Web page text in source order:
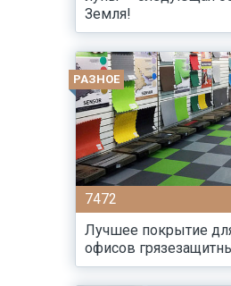
Земля!
РАЗНОЕ
7472
Лучшее покрытие
офисов